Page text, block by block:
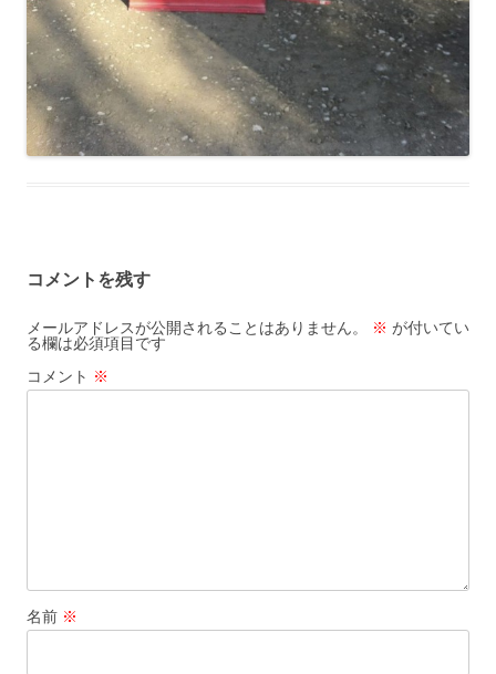
コメントを残す
メールアドレスが公開されることはありません。 ※ が付いてい
る欄は必須項目です
コメント ※
名前 ※